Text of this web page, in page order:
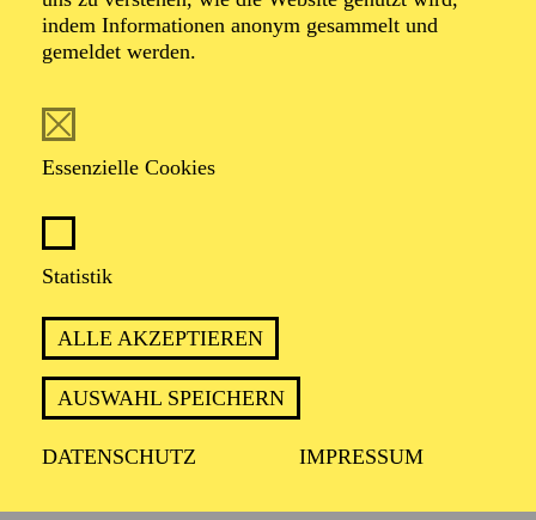
indem Informationen anonym gesammelt und
gemeldet werden.
Essenzielle Cookies
Statistik
ALLE AKZEPTIEREN
AUSWAHL SPEICHERN
DATENSCHUTZ IMPRESSUM
Musik von Queen
ERLEBEN SIE HITS WIE „WE WILL
UND „BOHEMIAN RHAPSODY“ MIT
AUGEN UND OHREN NEU!
PREMIERE